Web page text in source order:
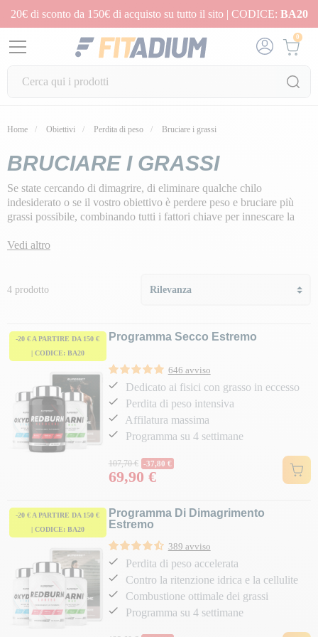
20€ di sconto da 150€ di acquisto su tutto il sito | CODICE: BA20
0
Home Obiettivi Perdita di peso Bruciare i grassi
BRUCIARE I GRASSI
Se state cercando di dimagrire, di eliminare qualche chilo
indesiderato o se il vostro obiettivo è perdere peso e bruciare più
grassi possibile, combinando tutti i fattori chiave per innescare la
accumulato a lungo termine.
sfruttare gli effetti dei
programmi Dimagrimento e Secchezza
ottenere risultati visibili immediati per una perdita di peso fino a 10
Vedi altro
4 prodotto
-20 € A PARTIRE DA 150 €
| CODICE: BA20
Programma Secco Estremo
646 avviso
Dedicato ai fisici con grasso in eccesso
Perdita di peso intensiva
Affilatura massima
Programma su 4 settimane
Prezzo normale
107,70 € -37,80 €
Prezzo
69,90 €
-20 € A PARTIRE DA 150 €
| CODICE: BA20
Programma Di Dimagrimento
Estremo
389 avviso
Perdita di peso accelerata
Contro la ritenzione idrica e la cellulite
Combustione ottimale dei grassi
Programma su 4 settimane